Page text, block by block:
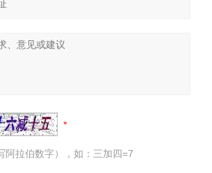
阿拉伯数字），如：三加四=7